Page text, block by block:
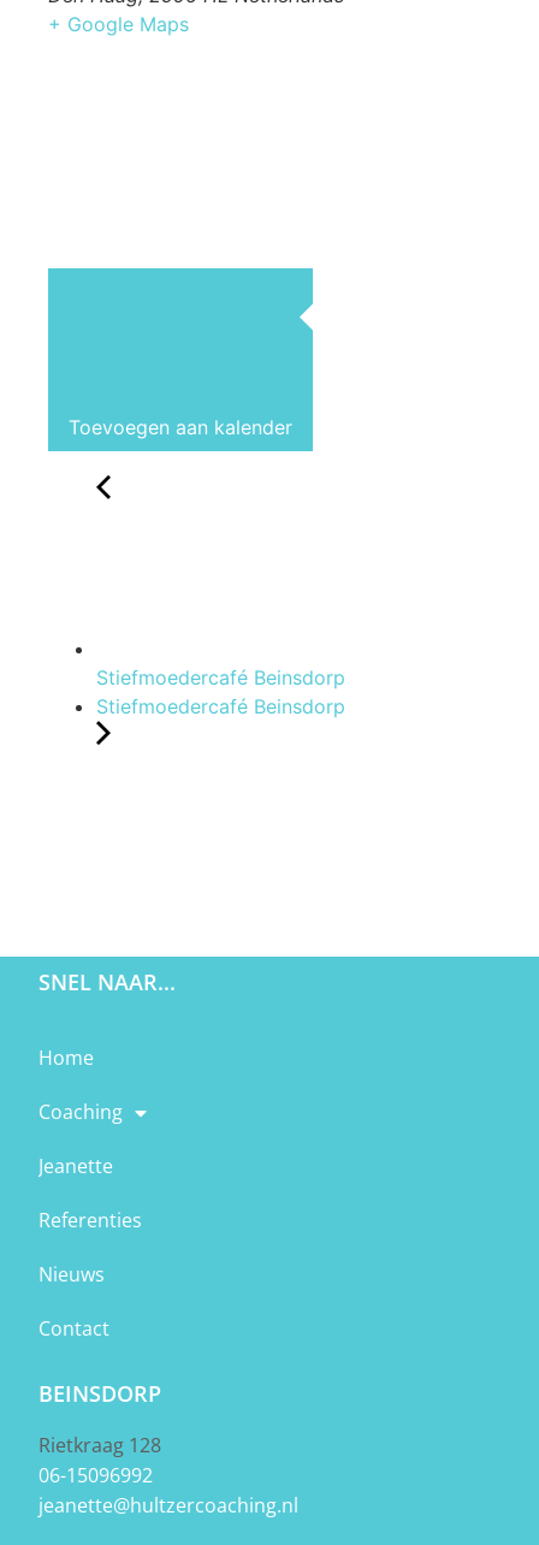
+ Google Maps
Toevoegen aan kalender
Stiefmoedercafé Beinsdorp
Stiefmoedercafé Beinsdorp
SNEL NAAR...
Home
Coaching
Jeanette
Referenties
Nieuws
Contact
BEINSDORP
Rietkraag 128
06-15096992
jeanette@hultzercoaching.nl